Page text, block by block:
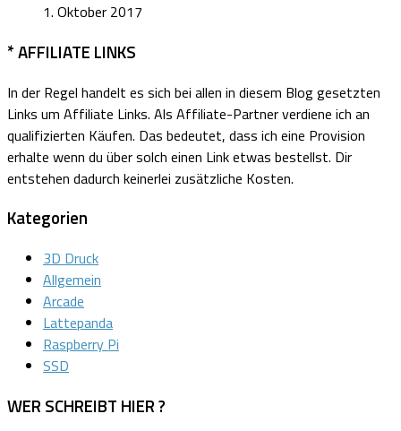
1. Oktober 2017
* AFFILIATE LINKS
In der Regel handelt es sich bei allen in diesem Blog gesetzten
Links um Affiliate Links. Als Affiliate-Partner verdiene ich an
qualifizierten Käufen. Das bedeutet, dass ich eine Provision
erhalte wenn du über solch einen Link etwas bestellst. Dir
entstehen dadurch keinerlei zusätzliche Kosten.
Kategorien
3D Druck
Allgemein
Arcade
Lattepanda
Raspberry Pi
SSD
WER SCHREIBT HIER ?